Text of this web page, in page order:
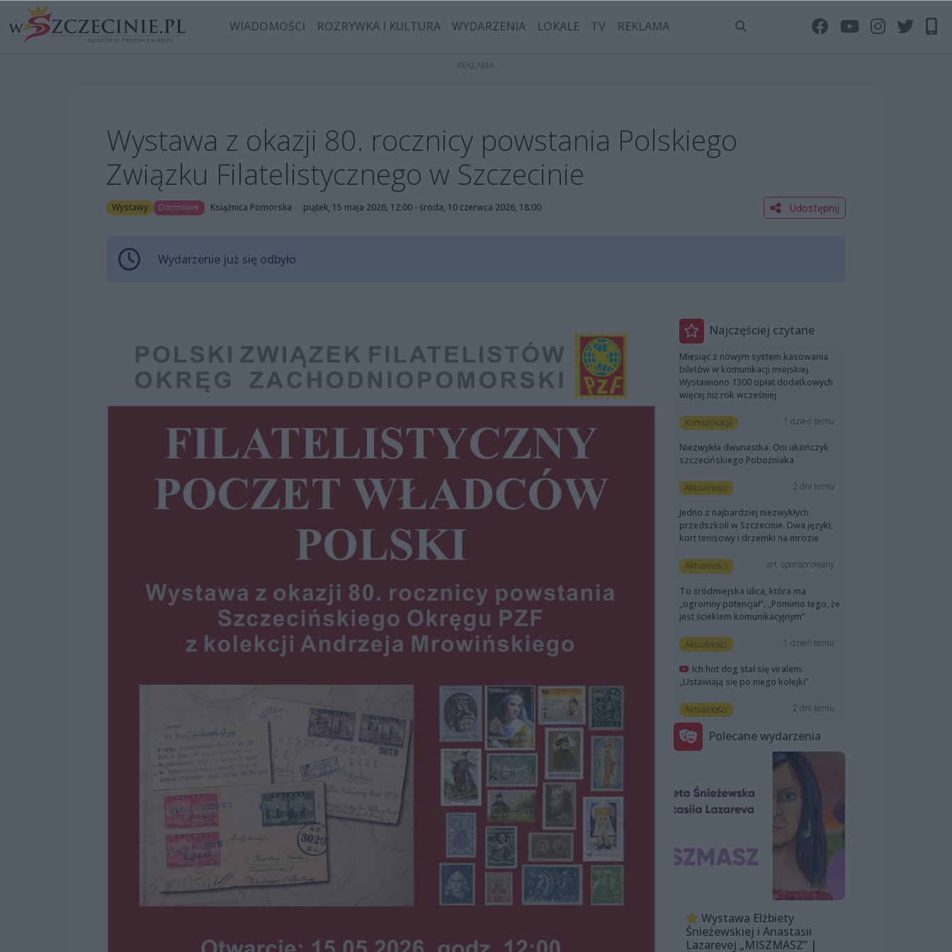
WIADOMOŚCI ROZRYWKA I KULTURA WYDARZENIA LOKALE TV REKLAMA
Wystawa z okazji 80. rocznicy powstania Polskiego
Związku Filatelistycznego w Szczecinie
Wystawy Darmowe Książnica Pomorska piątek, 15 maja 2026, 12:00 - środa, 10 czerwca 2026, 18:00 Udostępnij
Wydarzenie już się odbyło
Najczęściej czytane
Miesiąc z nowym system kasowania
biletów w komunikacji miejskiej.
Wystawiono 1300 opłat dodatkowych
więcej niż rok wcześniej
Komunikacja 1 dzień temu
Niezwykła dwunastka. Oni ukończyli
szczecińskiego Pobożniaka
Aktualności 2 dni temu
Jedno z najbardziej niezwykłych
przedszkoli w Szczecinie. Dwa języki,
kort tenisowy i drzemki na mrozie
Aktualności art. sponsorowany
To śródmiejska ulica, która ma
„ogromny potencjał”. „Pomimo tego, że
jest ściekiem komunikacyjnym”
Aktualności 1 dzień temu
Ich hot dog stał się viralem.
„Ustawiają się po niego kolejki”
Aktualności 2 dni temu
Polecane wydarzenia
Wystawa Elżbiety
Śnieżewskiej i Anastasii
Lazarevej „MISZMASZ” |